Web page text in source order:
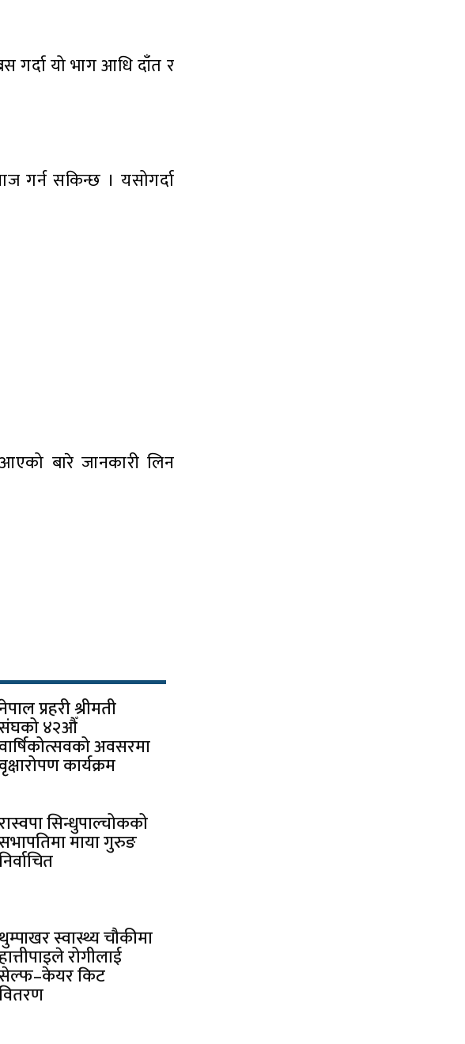
गर्दा यो भाग आधि दाँत र
गर्न सकिन्छ । यसोगर्दा
बारे जानकारी लिन
प्रहरी श्रीमती
४२औँ
अवसरमा
कार्यक्रम
सिन्धुपाल्चोकको
माया गुरुङ
थुम्पाखर स्वास्थ्य चौकीमा
रोगीलाई
किट